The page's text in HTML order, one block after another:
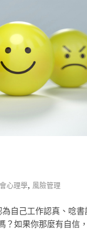
心理學, 風險管理
自己工作認真、唸
如果你那麼有自信